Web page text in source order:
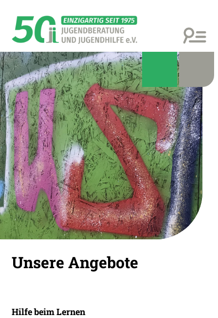
Unsere Angebote
Hilfe beim Lernen